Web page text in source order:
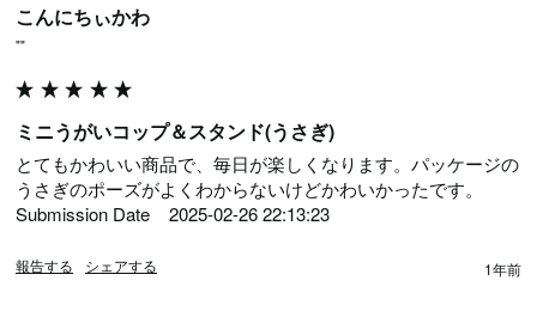
こんにちぃかわ
""
ミニうがいコップ＆スタンド(うさぎ)
とてもかわいい商品で、毎日が楽しくなります。パッケージの
うさぎのポーズがよくわからないけどかわいかったです。
Submission Date	2025-02-26 22:13:23
報告する シェアする 1年前